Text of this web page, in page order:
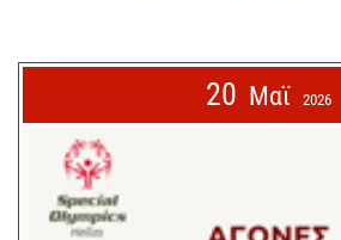
20 Μαϊ 2026